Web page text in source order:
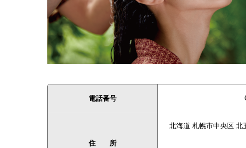
電話番号
住 所
北海道 札幌市中央区 北